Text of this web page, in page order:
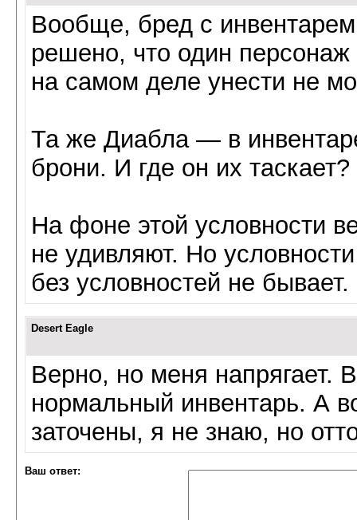
Вообще, бред с
решено, что один персонаж
на самом деле унести не
Та же Диабла — в
брони. И где он их
На фоне этой условности
не удивляют. Но
без условностей не бывает.
Desert Eagle
Верно, но меня напрягает.
нормальный инвентарь. А
заточены, я не знаю, но
Ваш ответ: